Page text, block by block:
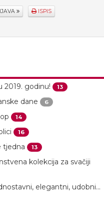
ISPIS
2019. godinu!
13
dane 6
14
16
tjedna 13
kolekcija za svačiji
elegantni, udobni...